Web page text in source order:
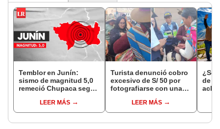
Temblor en Junín:
sismo de magnitud 5,0
remeció Chupaca según
LEER MÁS
Turista denunció cobro
excesivo de S/ 50 por
fotografiarse con una
Serenazgo recuperó el
dinero
LEER MÁS
¿Se
de